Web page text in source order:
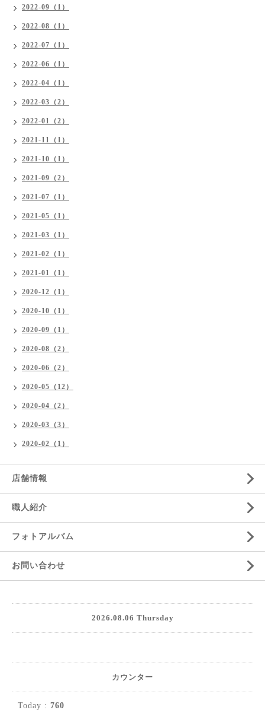
2022-09（1）
2022-08（1）
2022-07（1）
2022-06（1）
2022-04（1）
2022-03（2）
2022-01（2）
2021-11（1）
2021-10（1）
2021-09（2）
2021-07（1）
2021-05（1）
2021-03（1）
2021-02（1）
2021-01（1）
2020-12（1）
2020-10（1）
2020-09（1）
2020-08（2）
2020-06（2）
2020-05（12）
2020-04（2）
2020-03（3）
2020-02（1）
店舗情報
職人紹介
フォトアルバム
お問い合わせ
2026.08.06 Thursday
カウンター
Today : 760